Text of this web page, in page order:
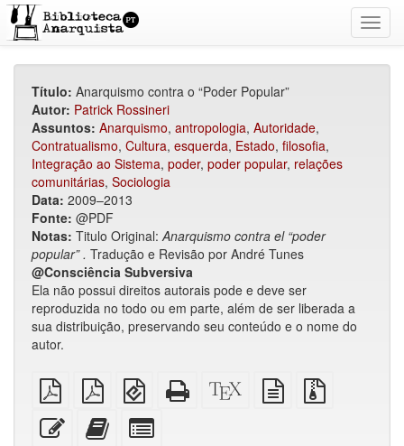
Título: Anarquismo contra o “Poder Popular”
Autor: Patrick Rossineri
Assuntos: Anarquismo, antropologia, Autoridade,
Contratualismo, Cultura, esquerda, Estado, filosofia,
Integração ao Sistema, poder, poder popular, relações
comunitárias, Sociologia
Data: 2009–2013
Fonte: @PDF
Notas: Titulo Original:Anarquismo contra el “poder
popular” . Tradução e Revisão por André Tunes
@Consciência Subversiva
Ela não possui direitos autorais pode e deve ser
reproduzida no todo ou em parte, além de ser liberada a
sua distribuição, preservando seu conteúdo e o nome do
autor.
PDF
simples
PDF
imposto
sobre
EPUB
(para
dispositivos
móveis)
HTML
puro
Código-
fonte
fonte
em
Editar
esse
Adicionar
este